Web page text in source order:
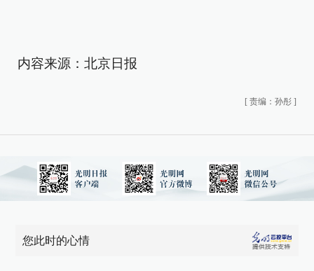
内容来源：北京日报
[ 责编：孙彤 ]
您此时的心情